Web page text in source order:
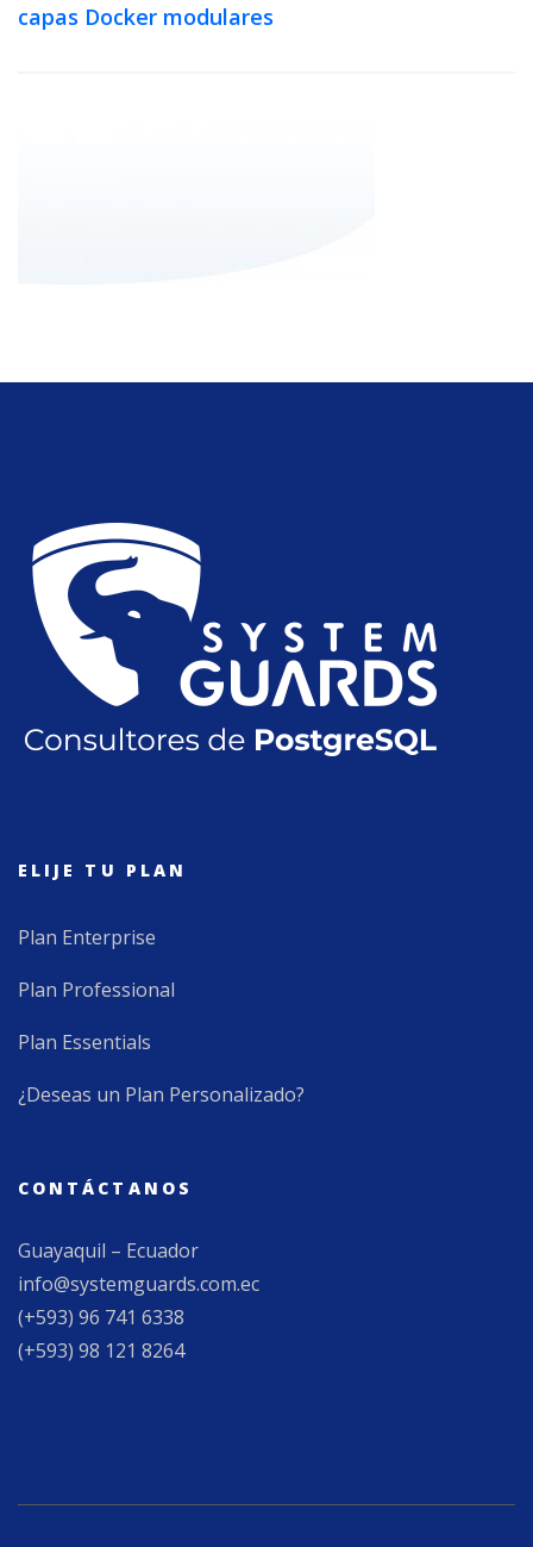
capas Docker modulares
ELIJE TU PLAN
Plan Enterprise
Plan Professional
Plan Essentials
¿Deseas un Plan Personalizado?
CONTÁCTANOS
Guayaquil – Ecuador
info@systemguards.com.ec
(+593) 96 741 6338
(+593) 98 121 8264